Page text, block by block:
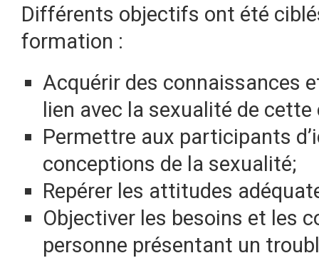
Différents objectifs ont été
formation :
Acquérir des connaissances
lien avec la sexualité de
Permettre aux participants
conceptions de la sexualité;
Repérer les attitudes
Objectiver les besoins et les
personne présentant un